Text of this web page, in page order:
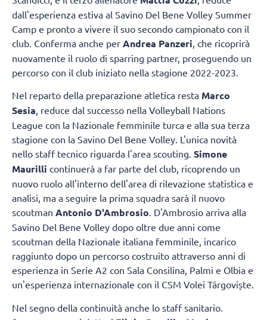
dall'esperienza estiva al Savino Del Bene Volley Summer
Camp e pronto a vivere il suo secondo campionato con il
club. Conferma anche per Andrea Panzeri , che ricoprirà
nuovamente il ruolo di sparring partner, proseguendo un
percorso con il club iniziato nella stagione 2022-2023.
Nel reparto della preparazione atletica resta Marco
Sesia, reduce dal successo nella Volleyball Nations
League con la Nazionale femminile turca e alla sua terza
stagione con la Savino Del Bene Volley. L'unica novità
nello staff tecnico riguarda l'area scouting. Simone
Maurilli continuerà a far parte del club, ricoprendo un
nuovo ruolo all'interno dell'area di rilevazione statistica e
analisi, ma a seguire la prima squadra sarà il nuovo
scoutman Antonio D'Ambrosio. D'Ambrosio arriva alla
Savino Del Bene Volley dopo oltre due anni come
scoutman della Nazionale italiana femminile, incarico
raggiunto dopo un percorso costruito attraverso anni di
esperienza in Serie A2 con Sala Consilina, Palmi e Olbia e
un'esperienza internazionale con il CSM Volei Târgoviște.
Nel segno della continuità anche lo staff sanitario.